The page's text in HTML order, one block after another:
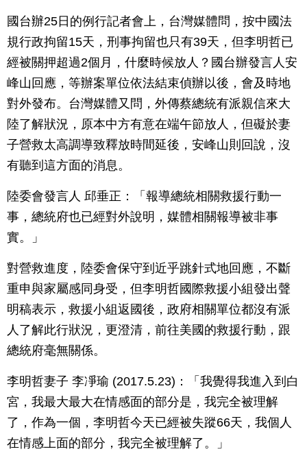
國台辦25日的例行記者會上，台灣媒體問，按中國法
規行政拘留15天，刑事拘留也只有39天，但李明哲已
經被關押超過2個月，什麼時候放人？國台辦發言人安
峰山回應，等辦案單位依法結束偵辦以後，會及時地
對外發布。台灣媒體又問，外傳蔡總統有派親信來大
陸了解狀況，原本中方有意在端午節放人，但礙於妻
子營救太高調導致釋放時間延後，安峰山則回說，沒
有聽到這方面的消息。
陸委會發言人 邱垂正：「報導總統相關救援行動一
事，總統府也已經對外說明，媒體相關報導被非事
實。」
對營救進度，陸委會保守到近乎跳針式地回應，不斷
重申與家屬感同身受，但李明哲國際救援小組發出聲
明稿表示，救援小組返國後，政府相關單位都沒有派
人了解此行狀況，更澄清，前往美國的救援行動，跟
總統府毫無關係。
李明哲妻子 李凈瑜 (2017.5.23)：「我覺得我進入到白
宮，我最大最大在情感面的部分是，我完全被理解
了，作為一個，李明哲今天已經被失蹤66天，我個人
在情感上面的部分，我完全被理解了。」